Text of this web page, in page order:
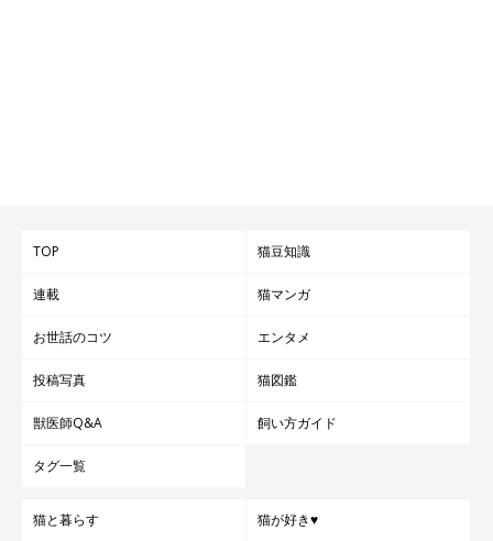
TOP 猫豆知識
連載 猫マンガ
お世話のコツ エンタメ
投稿写真 猫図鑑
獣医師Q&A 飼い方ガイド
タグ一覧
猫と暮らす 猫が好き♥